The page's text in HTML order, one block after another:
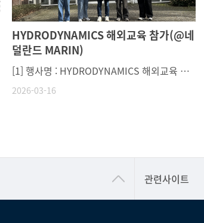
HYDRODYNAMICS 해외교육 참가(@네
덜란드 MARIN)
2026-03-16
[1] 행사명 : HYDRODYNAMICS 해외교육 참가(@네덜란드 MARIN)[2] 일시 : 26.03.09~26.03.13[3] 장소 : MARIN @네덜란드[4] 참석자 : 유영준 교수, 김승태, 김수빈, 최호성, 최성혁
관련사이트